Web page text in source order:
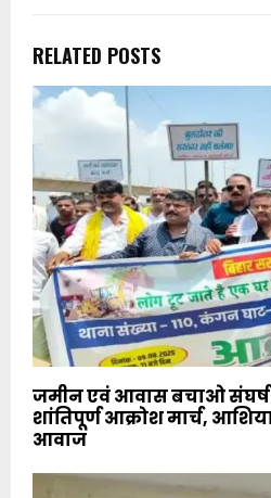
RELATED POSTS
जमीन एवं आवास बचाओ संघर्ष
शांतिपूर्ण आक्रोश मार्च,
आवाज